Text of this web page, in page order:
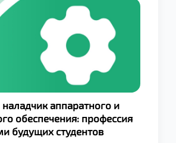
звеньями между
ресурсами и виртуальными
Такие навыки становятся
учитывая постоянное
облачных технологий и
необходимость […]
наладчик аппаратного и
обеспечения: профессия
будущих студентов